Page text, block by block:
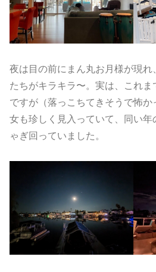
夜は目の前にまん丸お月様が現れ
たちがキラキラ〜。実は、これ
ですが（落っこちてきそうで怖
女も珍しく見入っていて、同い年
ゃぎ回っていました。